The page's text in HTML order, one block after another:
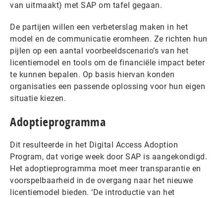
van uitmaakt) met SAP om tafel gegaan.
De partijen willen een verbeterslag maken in het
model en de communicatie eromheen. Ze richten hun
pijlen op een aantal voorbeeldscenario’s van het
licentiemodel en tools om de financiële impact beter
te kunnen bepalen. Op basis hiervan konden
organisaties een passende oplossing voor hun eigen
situatie kiezen.
Adoptieprogramma
Dit resulteerde in het Digital Access Adoption
Program, dat vorige week door SAP is aangekondigd.
Het adoptieprogramma moet meer transparantie en
voorspelbaarheid in de overgang naar het nieuwe
licentiemodel bieden. ‘De introductie van het